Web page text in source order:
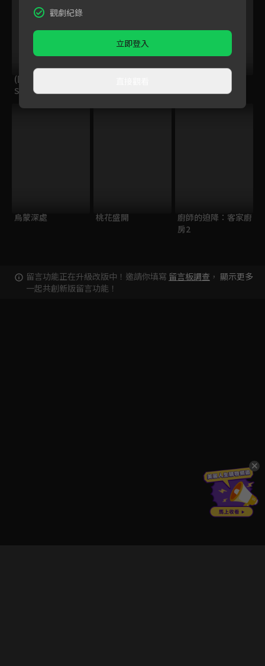
(國語)汪汪隊立大功
S9
事
烏蒙深處 桃花盛開
廚師的迫降：客家廚
房2
留言功能正在升級改版中！邀請你填寫 留言板調查 ，
一起共創新版留言功能！
顯示更多
觀劇紀錄
立即登入